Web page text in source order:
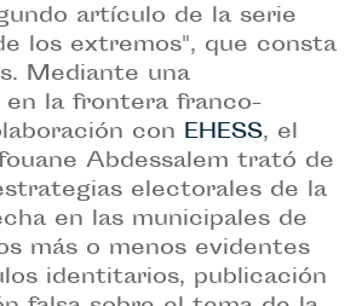
artículo de la serie
los extremos", que consta
Mediante una
en la frontera franco-
con EHESS, el
Abdessalem trató de
electorales de la
en las municipales de
más o menos evidentes
identitarios, publicación